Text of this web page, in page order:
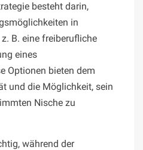
besteht darin,
in
B. eine freiberufliche
eines
Optionen bieten dem
und die Möglichkeit, sein
Nische zu
während der